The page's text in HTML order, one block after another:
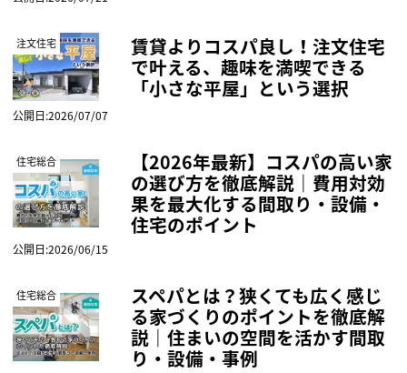
注文住宅 賃貸よりコスパ良し！注文住宅
で叶える、趣味を満喫できる
「小さな平屋」という選択
公開日:2026/07/07
住宅総合 【2026年最新】コスパの高い家
の選び方を徹底解説｜費用対効
果を最大化する間取り・設備・
住宅のポイント
公開日:2026/06/15
住宅総合 スペパとは？狭くても広く感じ
る家づくりのポイントを徹底解
説｜住まいの空間を活かす間取
り・設備・事例